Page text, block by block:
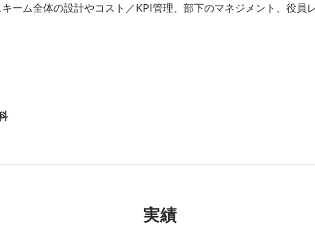
ーム全体の設計やコスト／KPI管理、部下のマネジメント、役員
実績